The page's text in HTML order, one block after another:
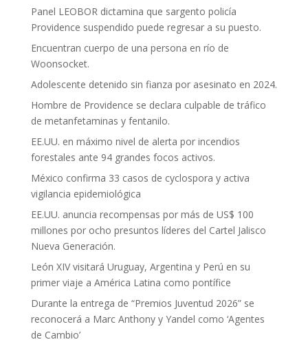
Panel LEOBOR dictamina que sargento policía
Providence suspendido puede regresar a su puesto.
Encuentran cuerpo de una persona en río de
Woonsocket.
Adolescente detenido sin fianza por asesinato en 2024.
Hombre de Providence se declara culpable de tráfico
de metanfetaminas y fentanilo.
EE.UU. en máximo nivel de alerta por incendios
forestales ante 94 grandes focos activos.
México confirma 33 casos de cyclospora y activa
vigilancia epidemiológica
EE.UU. anuncia recompensas por más de US$ 100
millones por ocho presuntos líderes del Cartel Jalisco
Nueva Generación.
León XIV visitará Uruguay, Argentina y Perú en su
primer viaje a América Latina como pontífice
Durante la entrega de “Premios Juventud 2026” se
reconocerá a Marc Anthony y Yandel como ‘Agentes
de Cambio’